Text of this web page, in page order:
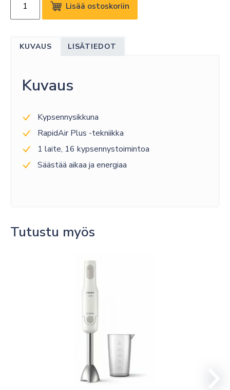
3000
6.2L
Lisää ostoskoriin
KUVAUS LISÄTIEDOT
Kuvaus
Kypsennysikkuna
RapidAir Plus -tekniikka
1 laite, 16 kypsennystoimintoa
Säästää aikaa ja energiaa
Tutustu myös